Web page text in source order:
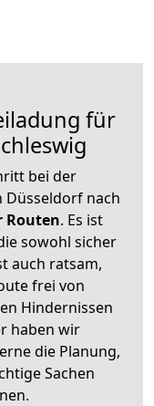
für
bei der
Düsseldorf nach
Routen. Es ist
sowohl sicher
auch ratsam,
frei von
Hindernissen
haben wir
die Planung,
Sachen